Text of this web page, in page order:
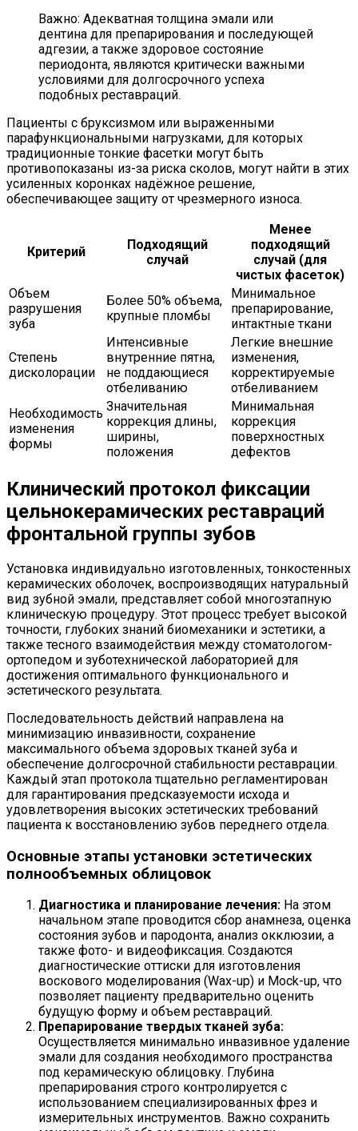
Важно: Адекватная толщина эмали или
дентина для препарирования и последующей
адгезии, а также здоровое состояние
периодонта, являются критически важными
условиями для долгосрочного успеха
подобных реставраций.
Пациенты с бруксизмом или выраженными
парафункциональными нагрузками, для которых
традиционные тонкие фасетки могут быть
противопоказаны из-за риска сколов, могут найти в этих
усиленных коронках надёжное решение,
обеспечивающее защиту от чрезмерного износа.
Критерий
Подходящий
случай
Менее
подходящий
случай (для
чистых фасеток)
Объем
разрушения
зуба
Более 50% объема,
крупные пломбы
Минимальное
препарирование,
интактные ткани
Степень
дисколорации
Интенсивные
внутренние пятна,
не поддающиеся
отбеливанию
Легкие внешние
изменения,
корректируемые
отбеливанием
Необходимость
изменения
формы
Значительная
коррекция длины,
ширины,
положения
Минимальная
коррекция
поверхностных
дефектов
Клинический протокол фиксации
цельнокерамических реставраций
фронтальной группы зубов
Установка индивидуально изготовленных, тонкостенных
керамических оболочек, воспроизводящих натуральный
вид зубной эмали, представляет собой многоэтапную
клиническую процедуру. Этот процесс требует высокой
точности, глубоких знаний биомеханики и эстетики, а
также тесного взаимодействия между стоматологом-
ортопедом и зуботехнической лабораторией для
достижения оптимального функционального и
эстетического результата.
Последовательность действий направлена на
минимизацию инвазивности, сохранение
максимального объема здоровых тканей зуба и
обеспечение долгосрочной стабильности реставрации.
Каждый этап протокола тщательно регламентирован
для гарантирования предсказуемости исхода и
удовлетворения высоких эстетических требований
пациента к восстановлению зубов переднего отдела.
Основные этапы установки эстетических
полнообъемных облицовок
Диагностика и планирование лечения: На этом
начальном этапе проводится сбор анамнеза, оценка
состояния зубов и пародонта, анализ окклюзии, а
также фото- и видеофиксация. Создаются
диагностические оттиски для изготовления
воскового моделирования (Wax-up) и Mock-up, что
позволяет пациенту предварительно оценить
будущую форму и объем реставраций.
Препарирование твердых тканей зуба:
Осуществляется минимально инвазивное удаление
эмали для создания необходимого пространства
под керамическую облицовку. Глубина
препарирования строго контролируется с
использованием специализированных фрез и
измерительных инструментов. Важно сохранить